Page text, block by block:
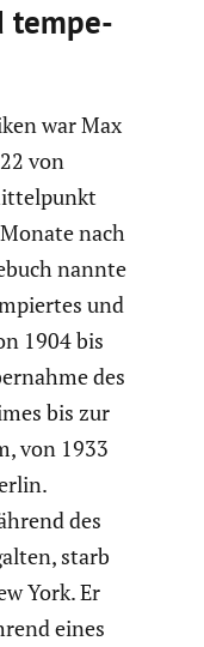
tempe­
war Max
von
nach
nannte
und
1904 bis
des
bis zur
von 1933
des
starb
York. Er
eines